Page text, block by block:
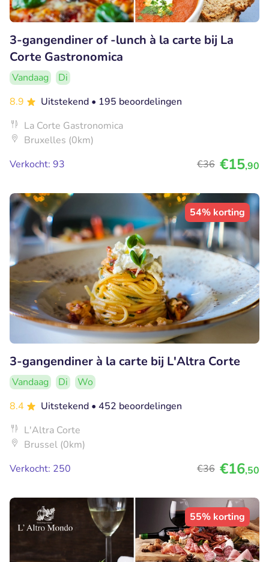
3-gangendiner of -lunch à la carte bij La
Corte Gastronomica
Vandaag
Di
8.9
Uitstekend • 195 beoordelingen
La Corte Gastronomica
Bruxelles (0km)
Verkocht: 93
€36 €15,90
54% korting
3-gangendiner à la carte bij L'Altra Corte
Vandaag Di
Wo
8.4
Uitstekend • 452 beoordelingen
L'Altra Corte
Brussel (0km)
Verkocht: 250
€36 €16,50
55% korting